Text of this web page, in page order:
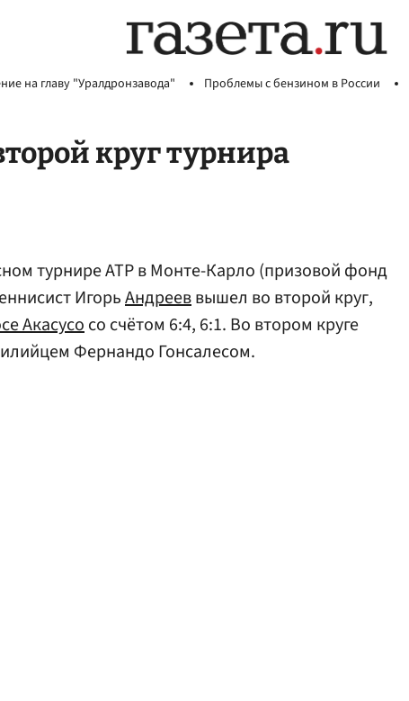
на главу "Уралдронзавода" Проблемы с бензином в России
круг турнира
турнире АТР в Монте-Карло (призовой фонд
ИгорьАндрееввышел во второй круг,
Акасусосо счётом 6:4, 6:1. Во втором круге
Фернандо Гонсалесом.